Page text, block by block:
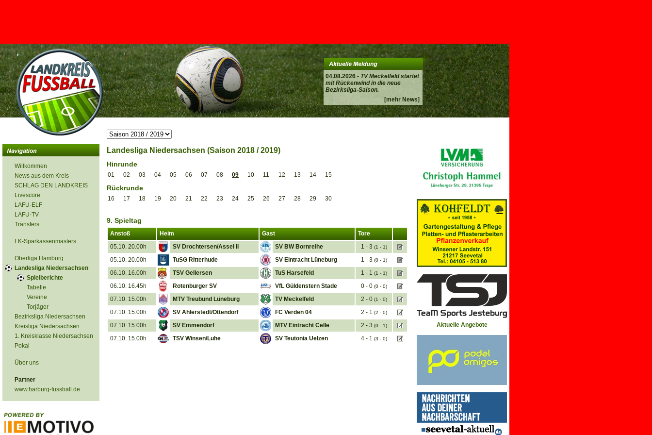
04.08.2026 - TV Meckelfeld startet
mit Rückenwind in die neue
Bezirksliga-Saison.
[mehr News]
<
Willkommen
News aus dem Kreis
SCHLAG DEN LANDKREIS
Livescore
LAFU-ELF
LAFU-TV
Transfers
LK-Sparkassenmasters
Oberliga Hamburg
Landesliga Niedersachsen
Spielberichte
Tabelle
Vereine
Torjäger
Bezirksliga Niedersachsen
Kreisliga Niedersachsen
1. Kreisklasse Niedersachsen
Pokal
Über uns
Partner
www.harburg-fussball.de
Landesliga Niedersachsen (Saison 2018 / 2019)
Hinrunde
01 02 03 04 05 06 07 08 09 10 11 12 13 14 15
Rückrunde
16 17 18 19 20 21 22 23 24 25 26 27 28 29 30
9. Spieltag
Anstoß Heim Gast
Tore
05.10. 20.00h
SV Drochtersen/Assel II SV BW Bornreihe 1 - 3 (1 - 1)
05.10. 20.00h TuSG Ritterhude SV Eintracht Lüneburg 1 - 3 (0 - 1)
06.10. 16.00h TSV Gellersen TuS Harsefeld 1 - 1 (1 - 1)
06.10. 16.45h Rotenburger SV VfL Güldenstern Stade 0 - 0 (0 - 0)
07.10. 15.00h MTV Treubund Lüneburg TV Meckelfeld 2 - 0 (1 - 0)
07.10. 15.00h SV Ahlerstedt/Ottendorf FC Verden 04 2 - 1 (2 - 0)
07.10. 15.00h SV Emmendorf MTV Eintracht Celle 2 - 3 (0 - 1)
07.10. 15.00h TSV Winsen/Luhe SV Teutonia Uelzen 4 - 1 (3 - 0)
Aktuelle Angebote